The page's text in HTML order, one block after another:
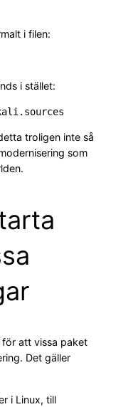
i filen:
i stället:
troligen inte så
som
att vissa paket
Det gäller
i Linux, till